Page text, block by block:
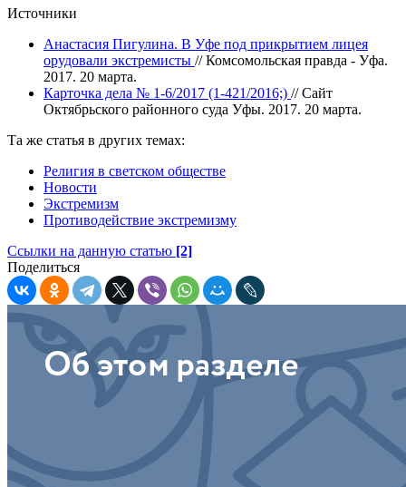
Источники
Анастасия Пигулина. В Уфе под прикрытием лицея
орудовали экстремисты // Комсомольская правда - Уфа.
2017. 20 марта.
Карточка дела № 1-6/2017 (1-421/2016;) // Сайт
Октябрьского районного суда Уфы. 2017. 20 марта.
Та же статья в других темах:
Религия в светском обществе
Новости
Экстремизм
Противодействие экстремизму
Ссылки на данную статью [2]
Поделиться